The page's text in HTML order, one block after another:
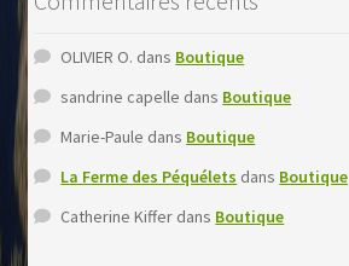
OLIVIER O. dans Boutique
sandrine capelle dans Boutique
Marie-Paule dans Boutique
La Ferme des Péquélets dans Boutique
Catherine Kiffer dans Boutique